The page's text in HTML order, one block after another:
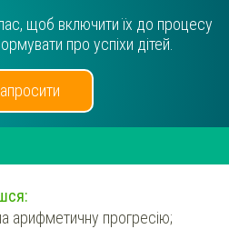
щоб включити їх до процесу
про успіхи дітей.
арифметичну прогресію;